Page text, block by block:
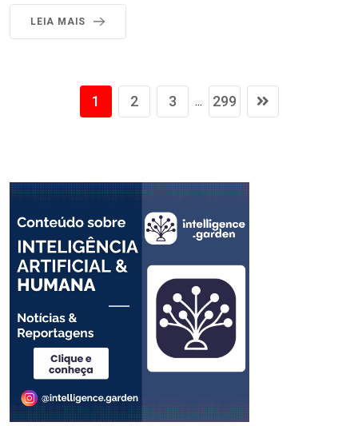
LEIA MAIS
1 2 3 ... 299